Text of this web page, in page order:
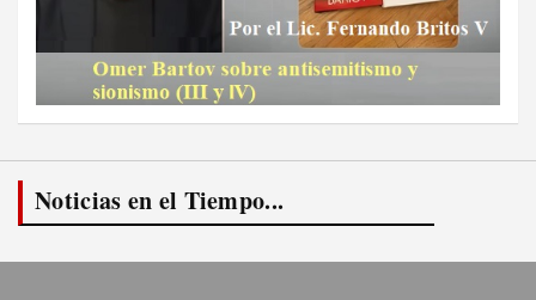
Noticias en el Tiempo...